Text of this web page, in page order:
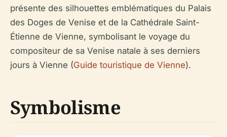
présente des silhouettes emblématiques du Palais
des Doges de Venise et de la Cathédrale Saint-
Étienne de Vienne, symbolisant le voyage du
compositeur de sa Venise natale à ses derniers
jours à Vienne (Guide touristique de Vienne).
Symbolisme